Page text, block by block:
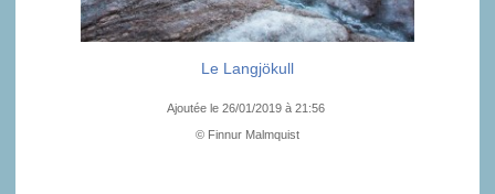
Le Langjökull
Ajoutée le 26/01/2019 à 21:56
© Finnur Malmquist